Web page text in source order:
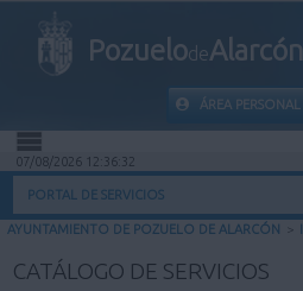
PozuelodeAlarcón
ÁREA PERSONAL
INICIO
07/08/2026 12:36:33
PORTAL DE SERVICIOS
AYUNTAMIENTO DE POZUELO DE ALARCÓN >
CATÁLOGO DE SERVICIOS